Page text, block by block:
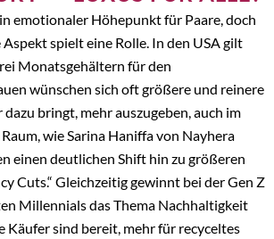
emotionaler Höhepunkt für Paare, doch
spielt eine Rolle. In den USA gilt
Monatsgehältern für den
wünschen sich oft größere und reinere
bringt, mehr auszugeben, auch im
wie Sarina Haniffa von Nayhera
einen deutlichen Shift hin zu größeren
Cuts.“ Gleichzeitig gewinnt bei der Gen Z
Millennials das Thema Nachhaltigkeit
Käufer sind bereit, mehr für recyceltes